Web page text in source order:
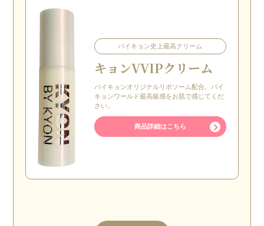
バイキョン史上最高クリーム
キョンVVIPクリーム
バイキョンオリジナルリポソーム配合。バイ
キョンワールド最高級感をお肌で感じてくだ
さい。
商品詳細はこちら